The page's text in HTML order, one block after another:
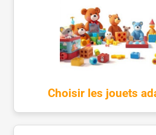
Choisir les jouets